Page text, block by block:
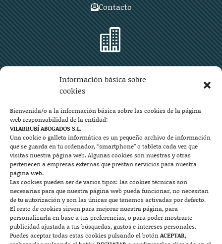
Información básica sobre
cookies
Bienvenida/o a la información básica sobre las cookies de la página
web responsabilidad de la entidad:
VILARRUBÍ ABOGADOS S.L.
Una cookie o galleta informática es un pequeño archivo de información
que se guarda en tu ordenador, “smartphone” o tableta cada vez que
visitas nuestra página web. Algunas cookies son nuestras y otras
pertenecen a empresas externas que prestan servicios para nuestra
página web.
Las cookies pueden ser de varios tipos: las cookies técnicas son
necesarias para que nuestra página web pueda funcionar, no necesitan
de tu autorización y son las únicas que tenemos activadas por defecto.
El resto de cookies sirven para mejorar nuestra página, para
personalizarla en base a tus preferencias, o para poder mostrarte
publicidad ajustada a tus búsquedas, gustos e intereses personales.
Puedes aceptar todas estas cookies pulsando el botónACEPTAR,
Contacto

Plaza Aragón 10, planta 11ª, 50004 Zaragoza
Contacto

Mallorca
Josep Pla, n°6, 07400 Alcudia (Mallorca)
722 131 870
Contacto